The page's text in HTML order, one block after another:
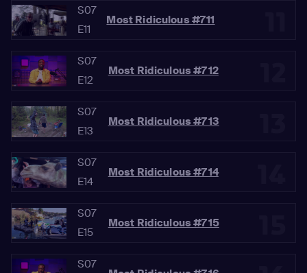
S07
E11
Most Ridiculous #711
S07
E12
Most Ridiculous #712
S07
E13
Most Ridiculous #713
S07
E14
Most Ridiculous #714
S07
E15
Most Ridiculous #715
S07